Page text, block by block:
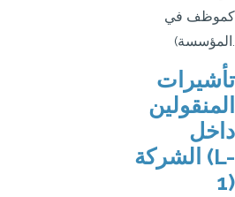
كموظف في
تأشيرات
المنقولين
داخل
الشركة (L-
1)